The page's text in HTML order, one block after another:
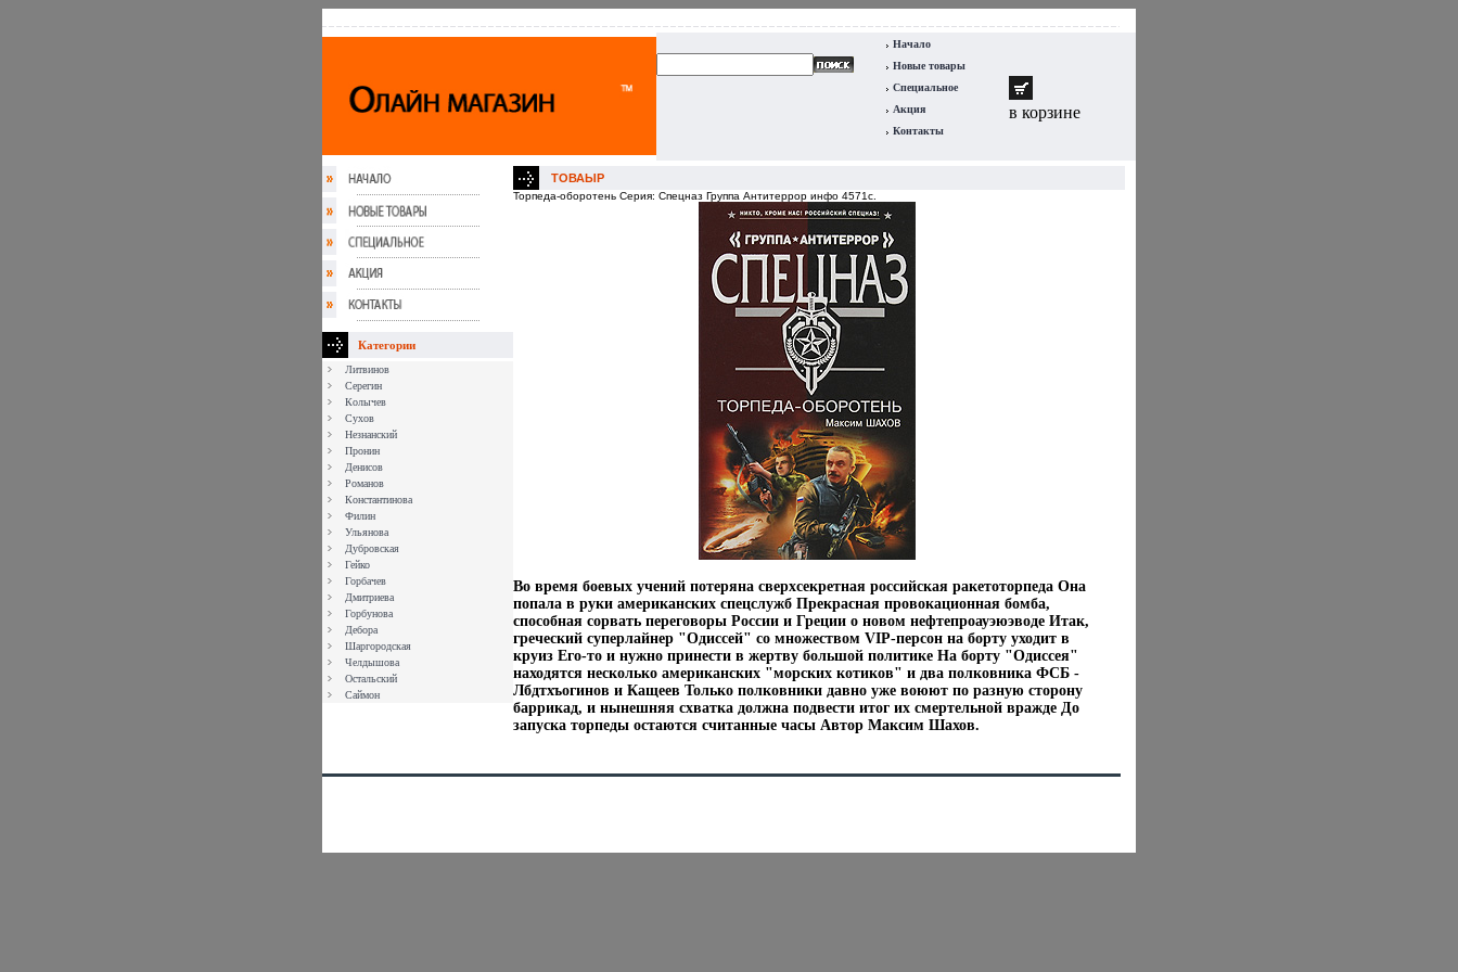
Начало
Новые товары
Специальное
Акция
Контакты
в корзине
Категории
Литвинов
Серегин
Колычев
Сухов
Незнанский
Пронин
Денисов
Романов
Константинова
Филин
Ульянова
Дубровская
Гейко
Горбачев
Дмитриева
Горбунова
Дебора
Шаргородская
Челдышова
Остальский
Саймон
ТОВАЫР
Торпеда-оборотень Серия: Спецназ Группа Антитеррор инфо 4571c.
Во время боевых учений потеряна сверхсекретная российская ракетоторпеда Она
попала в руки американских спецслужб Прекрасная провокационная бомба,
способная сорвать переговоры России и Греции о новом нефтепроауэюэводе Итак,
греческий суперлайнер "Одиссей" со множеством VIP-персон на борту уходит в
круиз Его-то и нужно принести в жертву большой политике На борту "Одиссея"
находятся несколько американских "морских котиков" и два полковника ФСБ -
Лбдтхъогинов и Кащеев Только полковники давно уже воюют по разную сторону
баррикад, и нынешняя схватка должна подвести итог их смертельной вражде До
запуска торпеды остаются считанные часы Автор Максим Шахов.